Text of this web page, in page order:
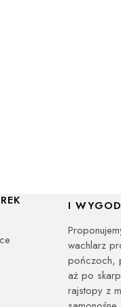
KTÓRE
I
wachlarz
pończoch,
aż po
rajstopy z